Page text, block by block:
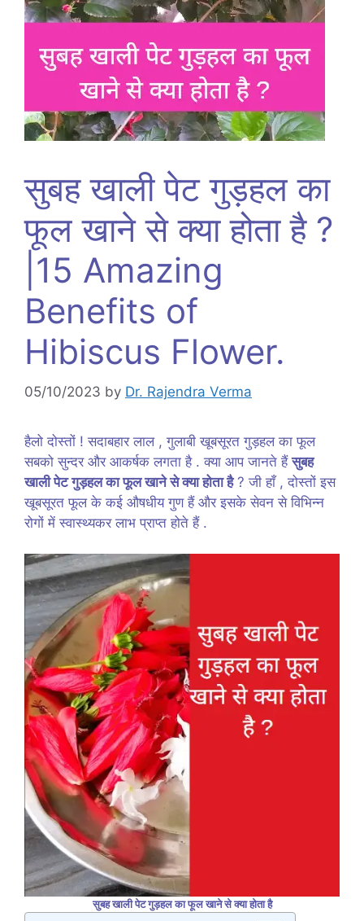
सुबह खाली पेट गुड़हल का
फूल खाने से क्या होता है ?
|15 Amazing
Benefits of
Hibiscus Flower.
05/10/2023 by Dr. Rajendra Verma
हैलो दोस्तों ! सदाबहार लाल , गुलाबी खूबसूरत गुड़हल का फूल
सबको सुन्दर और आकर्षक लगता है . क्या आप जानते हैंसुबह
खाली पेट गुड़हल का फूल खाने से क्या होता है? जी हाँ , दोस्तों इस
खूबसूरत फूल के कई औषधीय गुण हैं और इसके सेवन से विभिन्न
रोगों में स्वास्थ्यकर लाभ प्राप्त होते हैं .
सुबह खाली पेट गुड़हल का फूल खाने से क्या होता है